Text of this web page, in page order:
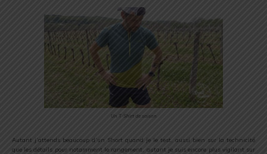
Un T-Shirt de saison
Autant j’attends beaucoup d’un Short quand je le test, aussi bien sur la technicité
que les détails pour notamment le rangement, autant je suis encore plus vigilant sur